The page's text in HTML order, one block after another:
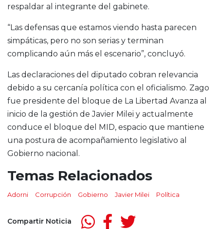
respaldar al integrante del gabinete.
“Las defensas que estamos viendo hasta parecen
simpáticas, pero no son serias y terminan
complicando aún más el escenario”, concluyó.
Las declaraciones del diputado cobran relevancia
debido a su cercanía política con el oficialismo. Zago
fue presidente del bloque de La Libertad Avanza al
inicio de la gestión de Javier Milei y actualmente
conduce el bloque del MID, espacio que mantiene
una postura de acompañamiento legislativo al
Gobierno nacional.
Temas Relacionados
Adorni Corrupción Gobierno Javier Milei Política
Compartir Noticia